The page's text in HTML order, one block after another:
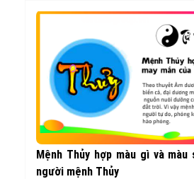
Mệnh Thủy hợp màu gì và màu
người mệnh Thủy